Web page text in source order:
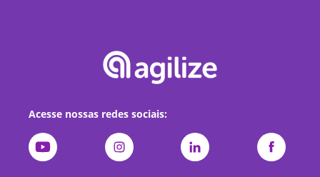
Acesse nossas redes sociais: